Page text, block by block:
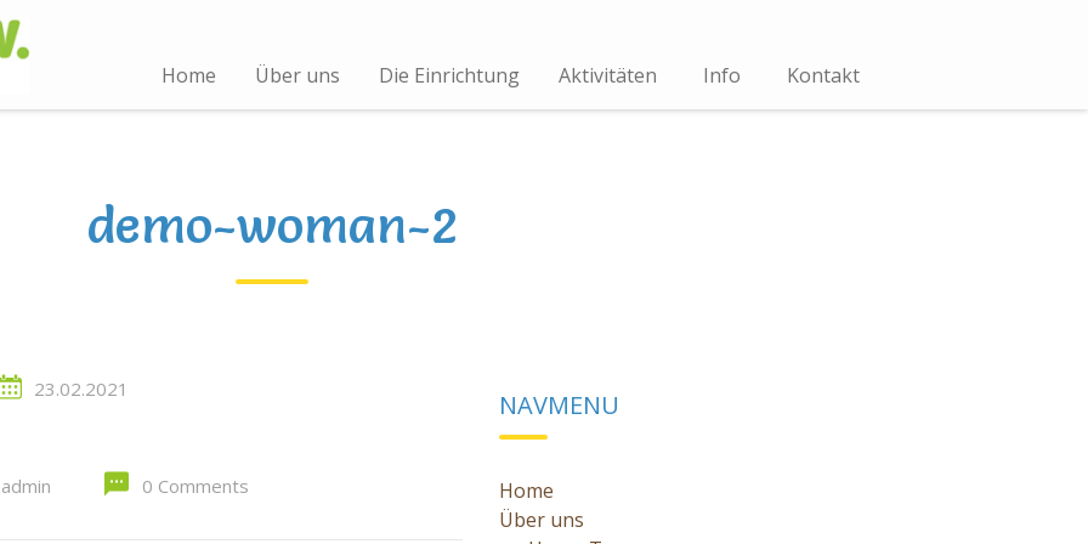
Home Über uns Die Einrichtung Aktivitäten Info Kontakt
demo-woman-2
23.02.2021
admin 0 Comments
NAVMENU
Home
Über uns